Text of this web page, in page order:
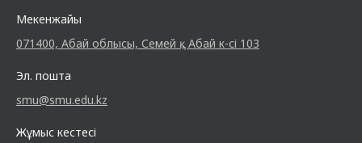
Мекенжайы
071400, Абай облысы, Семей қ., Абай к-сі 103
Эл. пошта
smu@smu.edu.kz
Жұмыс кестесі